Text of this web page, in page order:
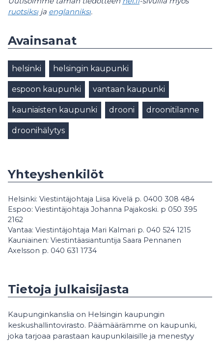
ruotsiksi ja englanniksi.
Avainsanat
helsinki helsingin kaupunki
espoon kaupunki vantaan kaupunki
kauniaisten kaupunki drooni droonitilanne
droonihälytys
Yhteyshenkilöt
Helsinki: Viestintäjohtaja Liisa Kivelä p. 0400 308 484
Espoo: Viestintäjohtaja Johanna Pajakoski. p 050 395
2162
Vantaa: Viestintäjohtaja Mari Kalmari p. 040 524 1215
Kauniainen: Viestintäasiantuntija Saara Pennanen
Axelsson p. 040 631 1734
Tietoja julkaisijasta
Kaupunginkanslia on Helsingin kaupungin
keskushallintovirasto. Päämäärämme on kaupunki,
joka tarjoaa parastaan kaupunkilaisille ja menestyy